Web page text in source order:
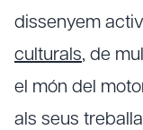
dissenyem
culturals, de
el món del
als seus